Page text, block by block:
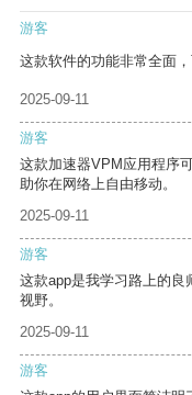
游客
这款软件的功能非常全面
2025-09-11
游客
这款加速器VPM应用程序
助你在网络上自由移动。
2025-09-11
游客
这款app是我学习路上的
视野。
2025-09-11
游客